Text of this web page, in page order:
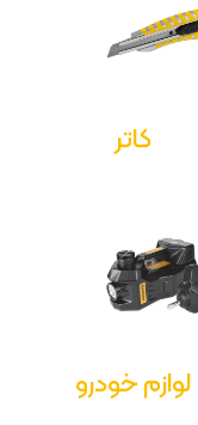
کاتر
لوازم خودرو